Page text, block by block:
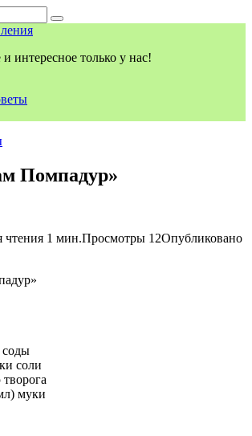
интересное только у нас!
Помпадур»
чтения 1 мин.Просмотры 12Опубликовано
соли
муки